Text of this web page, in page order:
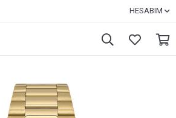
HESABIM